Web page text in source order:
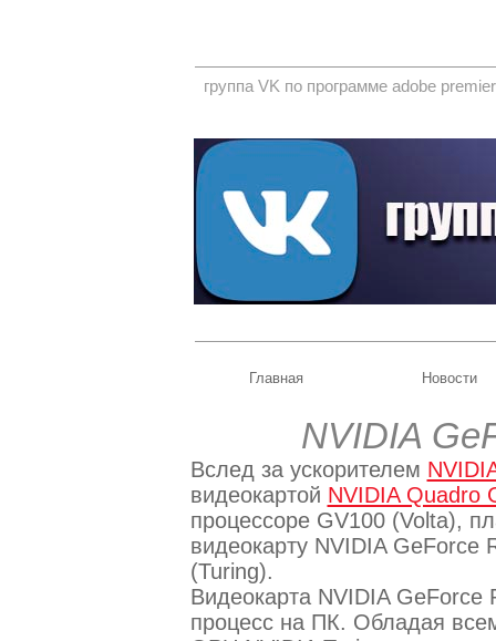
группа VK по программе adobe
Главная Новости
NVIDIA
Вслед за ускорителем
видеокартой NVIDIA Quadro
процессоре GV100 (Volta),
видеокарту NVIDIA GeForce
(Turing).
Видеокарта NVIDIA GeForce
процесс на ПК. Обладая